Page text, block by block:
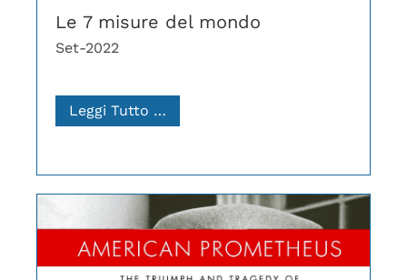
Le 7 misure del mondo
Set-2022
Leggi Tutto …